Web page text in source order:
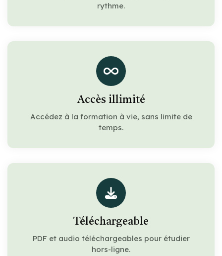
rythme.
Accès illimité
Accédez à la formation à vie, sans limite de
temps.
Téléchargeable
PDF et audio téléchargeables pour étudier
hors-ligne.